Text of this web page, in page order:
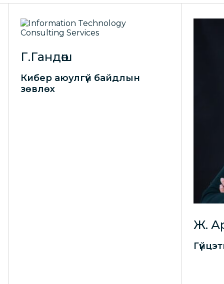
Г.Гандөш
Кибер аюулгүй байдлын
зөвлөх
Ж.